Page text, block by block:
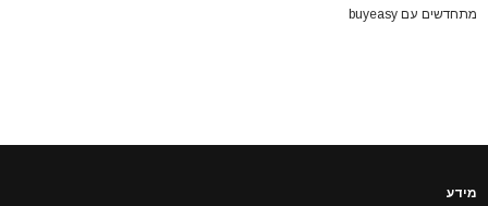
מתחדשים עם buyeasy
מידע